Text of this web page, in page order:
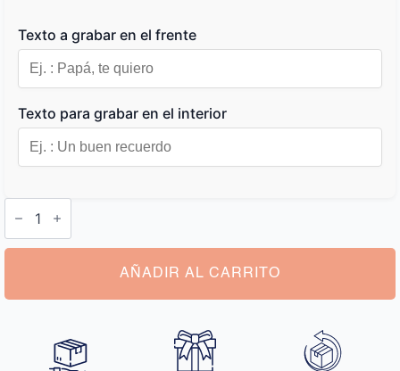
Texto a grabar en el frente
Texto para grabar en el interior
Llavero
Cuero
Personalizado
cantidad
AÑADIR AL CARRITO